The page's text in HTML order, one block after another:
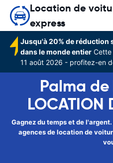
Location de
express
Jusqu'à 20% de réduction
dans le monde entier Cette
11 août 2026 - profitez-en
Palma
LOCATION
Gagnez du temps et de
agences de location de